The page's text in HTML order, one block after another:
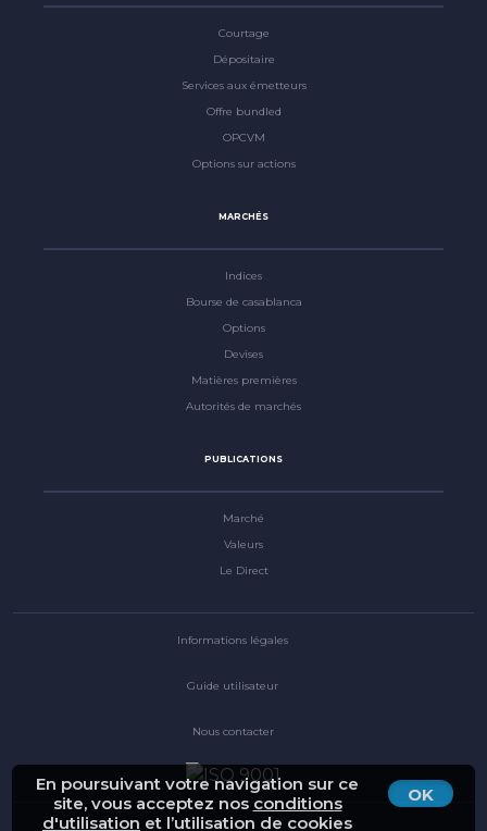
OK
En poursuivant votre navigation sur ce
site, vous acceptez nos conditions
d'utilisation et l’utilisation de cookies
Courtage
Dépositaire
Services aux émetteurs
Offre bundled
OPCVM
Options sur actions
MARCHÉS
Indices
Bourse de casablanca
Options
Devises
Matières premières
Autorités de marchés
PUBLICATIONS
Marché
Valeurs
Le Direct
Informations légales
Guide utilisateur
Nous contacter